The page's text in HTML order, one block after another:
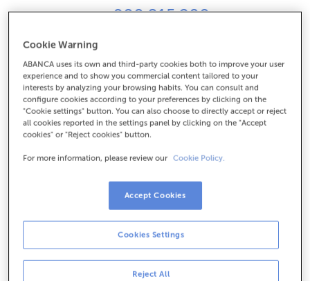
900 815 200
954210903
Com arribar
De dilluns a divendres de8:15 a 14:00.
cita prèviai t'atendrem el dia i hora que
Operacions amb efectiu
Clients: de dilluns a divendres de 8:15 a 11:00
Cookie Warning
ABANCA uses its own and third-party cookies both to improve your user
experience and to show you commercial content tailored to your
interests by analyzing your browsing habits. You can consult and
configure cookies according to your preferences by clicking on the
"Cookie settings" button. You can also choose to directly accept or reject
all cookies reported in the settings panel by clicking on the "Accept
cookies" or "Reject cookies" button.
For more information, please review our Cookie Policy.
Reject All
Cookies Settings
Accept Cookies